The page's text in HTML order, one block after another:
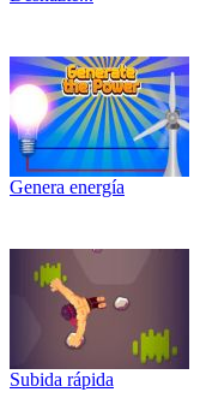
Genera energía
Subida rápida